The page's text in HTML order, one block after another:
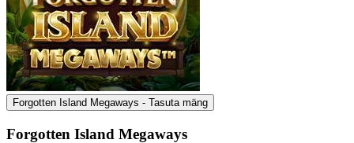
Forgotten Island Megaways - Tasuta mäng
Forgotten Island Megaways